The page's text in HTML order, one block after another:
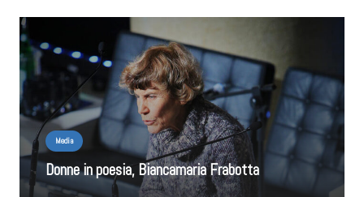
Media
Donne in poesia, Biancamaria Frabotta